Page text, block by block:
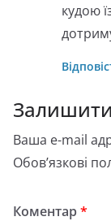
кудою
Залишити
Ваша e-mail
Обов’язкові
Коментар*